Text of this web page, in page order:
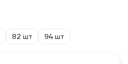
82 шт 94 шт